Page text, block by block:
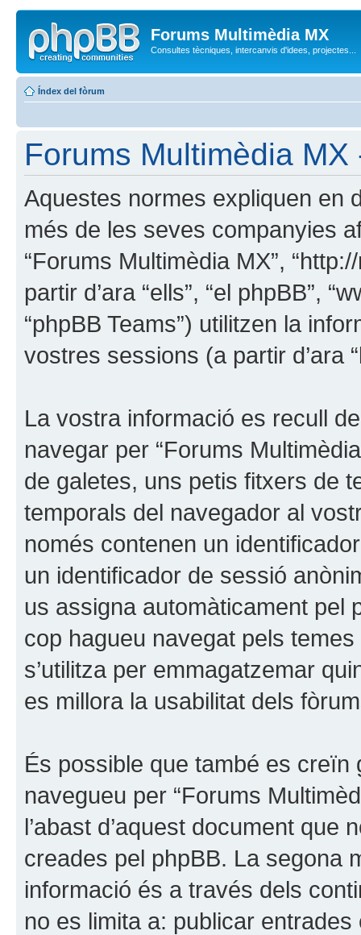
Forums Multimèdia MX
Consultes tècniques, intercanvis d'idees, projectes...
Índex del fòrum
Forums Multimèdia
Aquestes normes expliquen en
més de les seves companyies
“Forums Multimèdia MX”,
partir d’ara “ells”, “el phpBB”,
“phpBB Teams”) utilitzen la
vostres sessions (a partir d’ara
La vostra informació es recull
navegar per “Forums
de galetes, uns petis fitxers de
temporals del navegador al
només contenen un identificador
un identificador de sessió
us assigna automàticament pel
cop hagueu navegat pels
s’utilitza per emmagatzemar
es millora la usabilitat dels
És possible que també es
navegueu per “Forums
l’abast d’aquest document
creades pel phpBB. La segona
informació és a través dels
no es limita a: publicar